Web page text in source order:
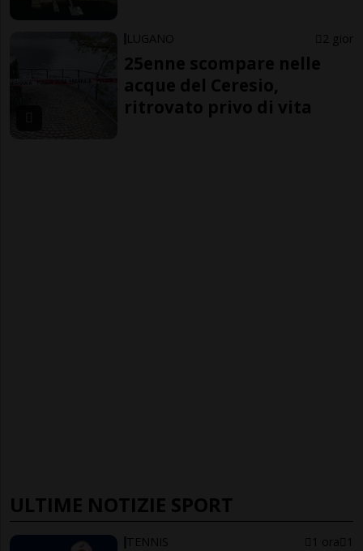
LUGANO 2 gior
25enne scompare nelle
acque del Ceresio,
ritrovato privo di vita
ULTIME NOTIZIE SPORT
TENNIS 1 ora 1